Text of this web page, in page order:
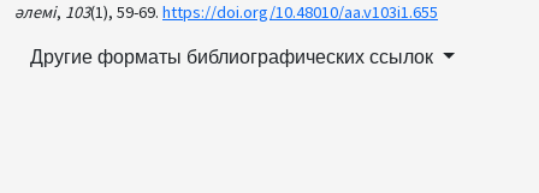
әлемі, 103(1), 59-69. https://doi.org/10.48010/aa.v103i1.655
Другие форматы библиографических ссылок